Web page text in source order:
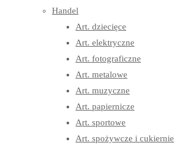
Handel
Art. dziecięce
Art. elektryczne
Art. fotograficzne
Art. metalowe
Art. muzyczne
Art. papiernicze
Art. sportowe
Art. spożywcze i cukiernie